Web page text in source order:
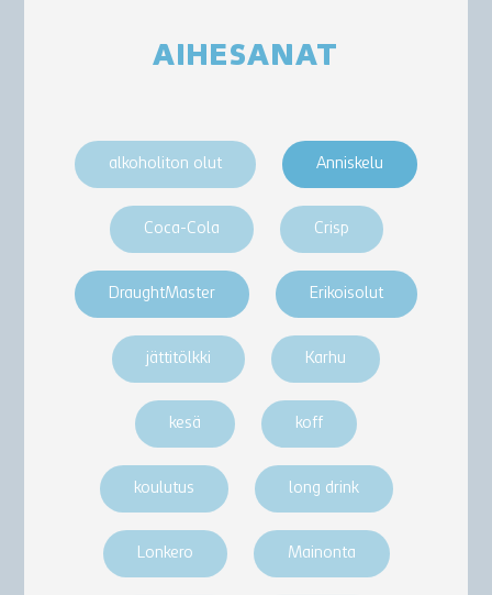
AIHESANAT
alkoholiton olut Anniskelu
Coca-Cola Crisp
DraughtMaster Erikoisolut
jättitölkki Karhu
kesä koff
koulutus long drink
Lonkero Mainonta